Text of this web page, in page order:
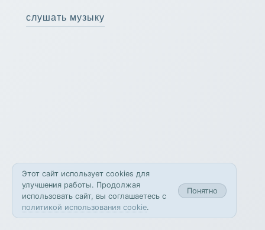
слушать музыку
Этот сайт использует cookies для
улучшения работы. Продолжая
использовать сайт, вы соглашаетесь с
политикой использования cookie.
Понятно